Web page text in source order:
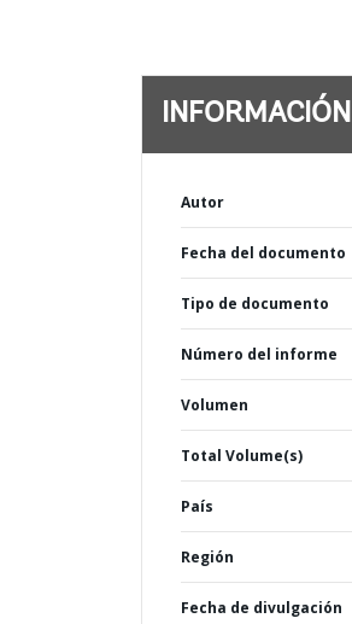
INFORMACIÓN
Autor
Fecha del documento
Tipo de documento
Número del informe
Volumen
Total Volume(s)
País
Región
Fecha de divulgación